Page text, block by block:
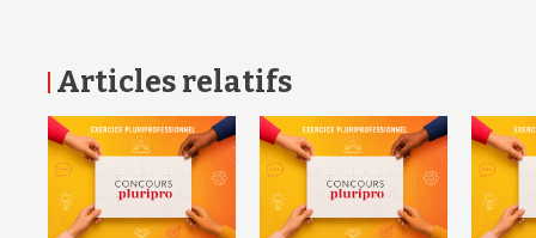
Articles relatifs RETOUR HAUT DE PAGE